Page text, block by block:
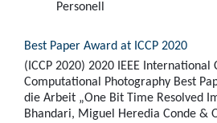
Personell
Best Paper Award at ICCP 2020
(ICCP 2020) 2020 IEEE International
Computational Photography Best
die Arbeit „One Bit Time Resolved
Bhandari, Miguel Heredia Conde &